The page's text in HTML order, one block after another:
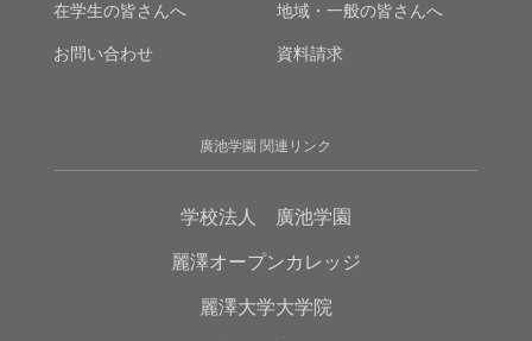
在学生の皆さんへ 地域・一般の皆さんへ
お問い合わせ 資料請求
廣池学園 関連リンク
学校法人 廣池学園
麗澤オープンカレッジ
麗澤大学大学院